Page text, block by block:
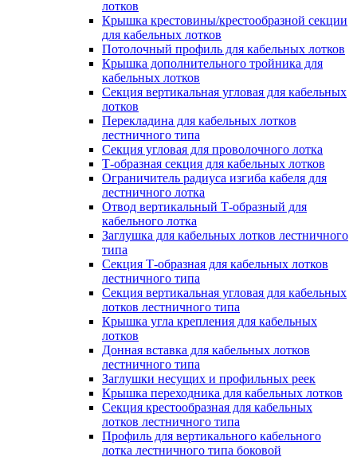
лотков
Крышка крестовины/крестообразной секции
для кабельных лотков
Потолочный профиль для кабельных лотков
Крышка дополнительного тройника для
кабельных лотков
Секция вертикальная угловая для кабельных
лотков
Перекладина для кабельных лотков
лестничного типа
Секция угловая для проволочного лотка
Т-образная секция для кабельных лотков
Ограничитель радиуса изгиба кабеля для
лестничного лотка
Отвод вертикальный Т-образный для
кабельного лотка
Заглушка для кабельных лотков лестничного
типа
Секция Т-образная для кабельных лотков
лестничного типа
Секция вертикальная угловая для кабельных
лотков лестничного типа
Крышка угла крепления для кабельных
лотков
Донная вставка для кабельных лотков
лестничного типа
Заглушки несущих и профильных реек
Крышка переходника для кабельных лотков
Секция крестообразная для кабельных
лотков лестничного типа
Профиль для вертикального кабельного
лотка лестничного типа боковой